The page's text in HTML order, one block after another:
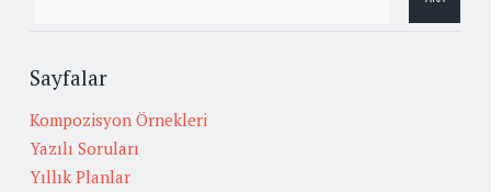
Sayfalar
Kompozisyon Örnekleri
Yazılı Soruları
Yıllık Planlar